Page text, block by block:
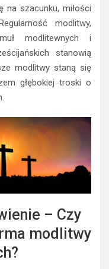
na szacunku, miłości
modlitwy,
modlitewnych i
stanowią
modlitwy staną się
głębokiej troski o
– Czy
modlitwy